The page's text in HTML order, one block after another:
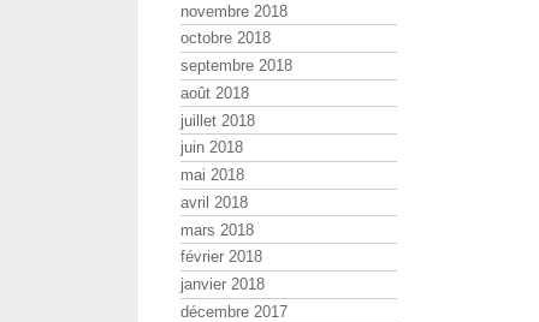
novembre 2018
octobre 2018
septembre 2018
août 2018
juillet 2018
juin 2018
mai 2018
avril 2018
mars 2018
février 2018
janvier 2018
décembre 2017